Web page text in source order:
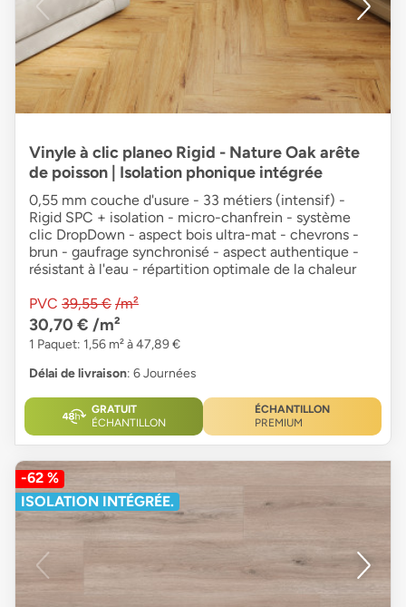
Vinyle à clic planeo Rigid - Nature Oak arête
de poisson | Isolation phonique intégrée
0,55 mm couche d'usure - 33 métiers (intensif) -
Rigid SPC + isolation - micro-chanfrein - système
clic DropDown - aspect bois ultra-mat - chevrons -
brun - gaufrage synchronisé - aspect authentique -
résistant à l'eau - répartition optimale de la chaleur
PVC 39,55 € /m²
30,70 € /m²
1 Paquet: 1,56 m² à 47,89 €
Délai de livraison: 6 Journées
GRATUIT
ÉCHANTILLON
ÉCHANTILLON
PREMIUM
-62 %
ISOLATION INTÉGRÉE.